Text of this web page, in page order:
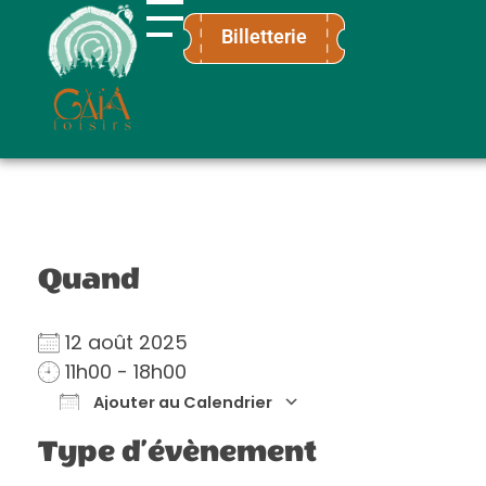
Billetterie
Quand
12 août 2025
11h00 - 18h00
Ajouter au Calendrier
Télécharger ICS
Type d’évènement